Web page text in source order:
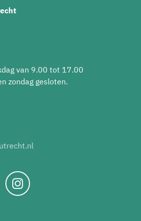
van 9.00 tot 17.00
zondag gesloten.